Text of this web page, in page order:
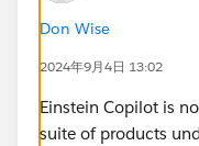
Don Wise
2024年9月4日 13:02
Einstein Copilot is
suite of products